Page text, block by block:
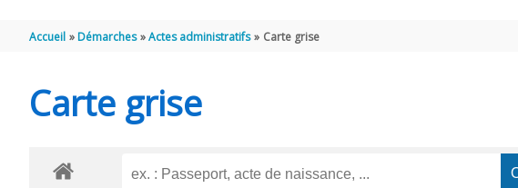
THÉNAC
Accueil Démarches Actes administratifs Carte grise
Carte grise